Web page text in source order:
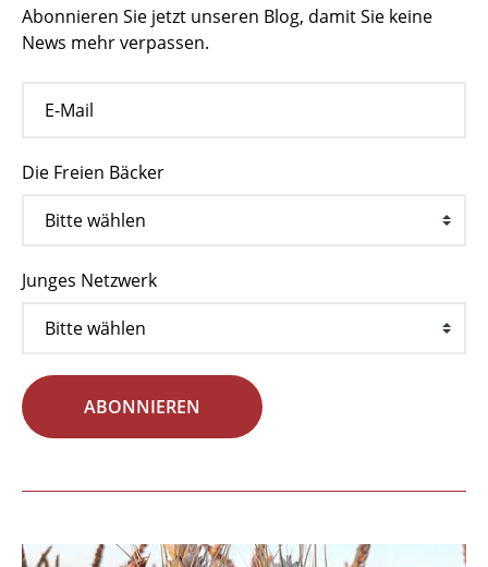
Abonnieren Sie jetzt unseren Blog, damit Sie keine
News mehr verpassen.
Die Freien Bäcker
Junges Netzwerk
ABONNIEREN